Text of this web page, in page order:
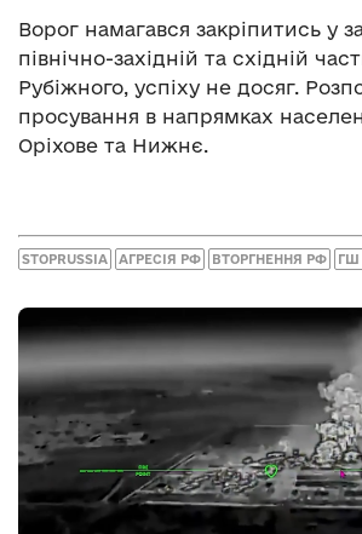
Ворог намагався закріпитись у
північно-західній та східній
Рубіжного, успіху не досяг.
просування в напрямках
Оріхове та Нижнє.
STOPRUSSIA АГРЕСІЯ РФ ВТОРГНЕННЯ РФ ГШ